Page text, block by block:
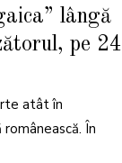
lângă
pe 24
atât în
În